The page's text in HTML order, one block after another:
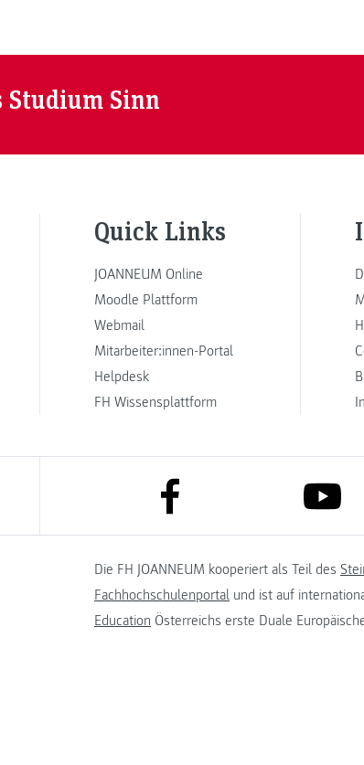
Studium Sinn
Quick Links
JOANNEUM Online
Moodle Plattform
Webmail
Mitarbeiter:innen-Portal
Helpdesk
FH Wissensplattform
link to facebook link
Die FH JOANNEUM kooperiert als Teil des
Fachhochschulenportal und ist auf
Education Österreichs erste Duale